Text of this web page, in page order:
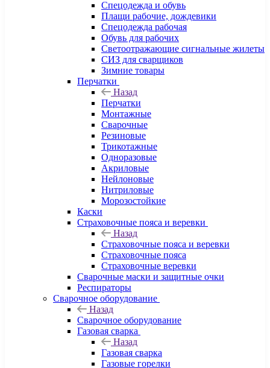
Спецодежда и обувь
Плащи рабочие, дождевики
Спецодежда рабочая
Обувь для рабочих
Светоотражающие сигнальные жилеты
СИЗ для сварщиков
Зимние товары
Перчатки
Назад
Перчатки
Монтажные
Сварочные
Резиновые
Трикотажные
Одноразовые
Акриловые
Нейлоновые
Нитриловые
Морозостойкие
Каски
Страховочные пояса и веревки
Назад
Страховочные пояса и веревки
Страховочные пояса
Страховочные веревки
Сварочные маски и защитные очки
Респираторы
Сварочное оборудование
Назад
Сварочное оборудование
Газовая сварка
Назад
Газовая сварка
Газовые горелки